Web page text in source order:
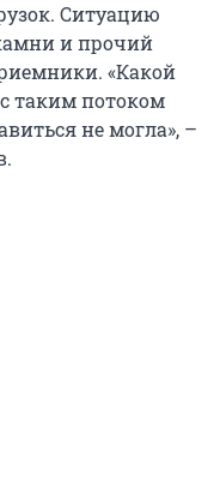
Ситуацию
и прочий
«Какой
таким потоком
не могла», –